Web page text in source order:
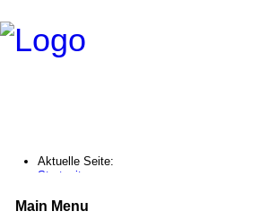
Aktuelle Seite:
Startseite
Fantasia c-moll / BWV 1121
Main Menu